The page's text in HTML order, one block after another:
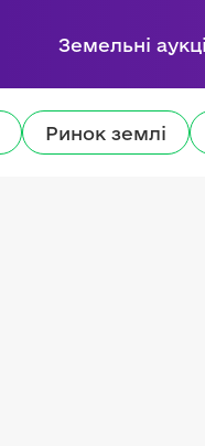
Земельні
Ринок землі